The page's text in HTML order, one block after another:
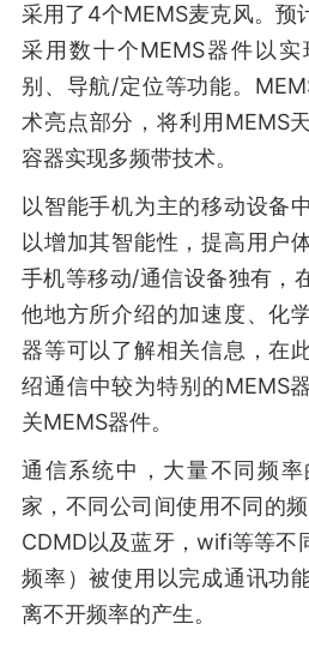
采用了4个MEMS麦克风。预
采用数十个MEMS器件以
别、导航/定位等功能。
术亮点部分，将利用MEMS
容器实现多频带技术。
以智能手机为主的移动设备
以增加其智能性，提高用户
手机等移动/通信设备独有，
他地方所介绍的加速度、化
器等可以了解相关信息，在
绍通信中较为特别的MEMS
关MEMS器件。
通信系统中，大量不同频
家，不同公司间使用不同的
CDMD以及蓝牙，wifi等等不
频率）被使用以完成通讯功
离不开频率的产生。